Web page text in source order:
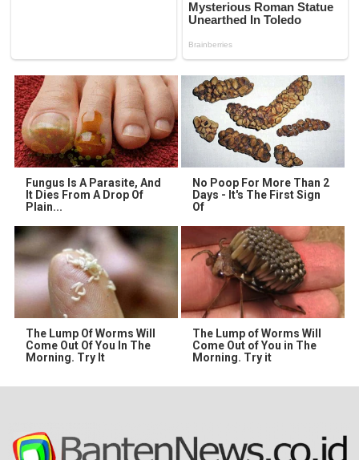
Fungus Is A Parasite, And
It Dies From A Drop Of
Plain...
No Poop For More Than 2
Days - It's The First Sign
Of
The Lump Of Worms Will
Come Out Of You In The
Morning. Try It
The Lump of Worms Will
Come Out of You in The
Morning. Try it